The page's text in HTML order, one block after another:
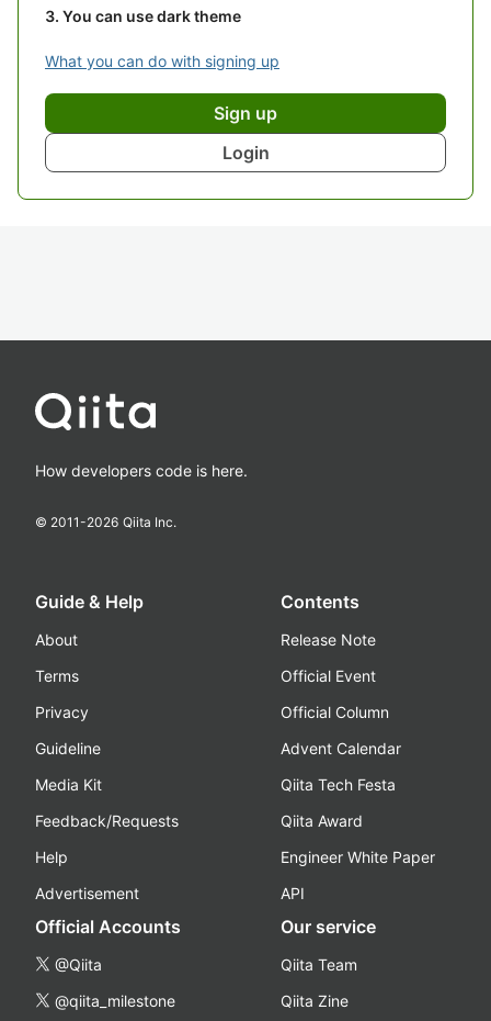
You can use dark theme
What you can do with signing up
Sign up
Login
How developers code is here.
© 2011-2026 Qiita Inc.
Guide & Help
About
Terms
Privacy
Guideline
Media Kit
Feedback/Requests
Help
Advertisement
Contents
Release Note
Official Event
Official Column
Advent Calendar
Qiita Tech Festa
Qiita Award
Engineer White Paper
API
Official Accounts
@Qiita
@qiita_milestone
Our service
Qiita Team
Qiita Zine